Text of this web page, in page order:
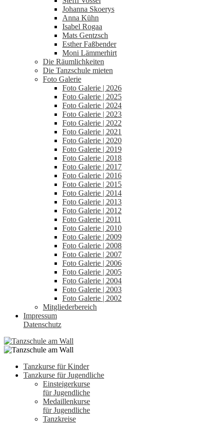
Johanna Skoerys
Anna Kühn
Isabel Rogaa
Mats Gentzsch
Esther Faßbender
Moni Lämmerhirt
Die Räumlichkeiten
Die Tanzschule mieten
Foto Galerie
Foto Galerie | 2026
Foto Galerie | 2025
Foto Galerie | 2024
Foto Galerie | 2023
Foto Galerie | 2022
Foto Galerie | 2021
Foto Galerie | 2020
Foto Galerie | 2019
Foto Galerie | 2018
Foto Galerie | 2017
Foto Galerie | 2016
Foto Galerie | 2015
Foto Galerie | 2014
Foto Galerie | 2013
Foto Galerie | 2012
Foto Galerie | 2011
Foto Galerie | 2010
Foto Galerie | 2009
Foto Galerie | 2008
Foto Galerie | 2007
Foto Galerie | 2006
Foto Galerie | 2005
Foto Galerie | 2004
Foto Galerie | 2003
Foto Galerie | 2002
Mitgliederbereich
Impressum
Datenschutz
Tanzkurse für Kinder
Tanzkurse für Jugendliche
Einsteigerkurse
für Jugendliche
Medaillenkurse
für Jugendliche
Tanzkreise